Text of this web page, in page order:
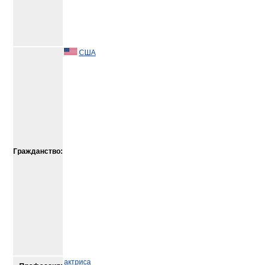
Гражданство:
США
актриса